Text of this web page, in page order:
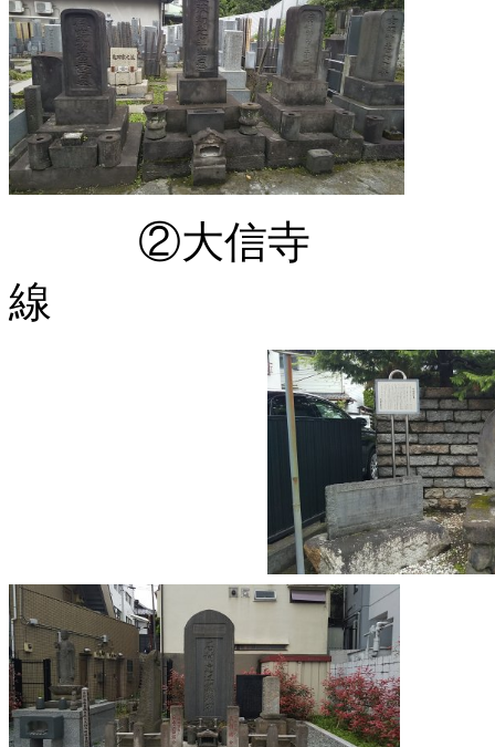
②大信寺 庶民の
線